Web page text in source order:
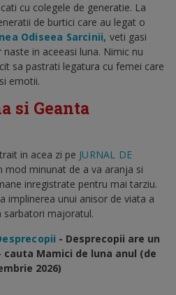
cu colegele de generatie. La
de burtici care au legat o
Odiseea Sarcinii, veti gasi
in aceeasi luna. Nimic nu
sa pastrati legatura cu femei care
emotii.
si Geanta
in acea zi pe JURNAL DE
mod minunat de a va aranja si
inregistrate pentru mai tarziu.
implinerea unui anisor de viata a
sarbatori majoratul.
- Desprecopii are un
Mamici de luna anul (de
2026)